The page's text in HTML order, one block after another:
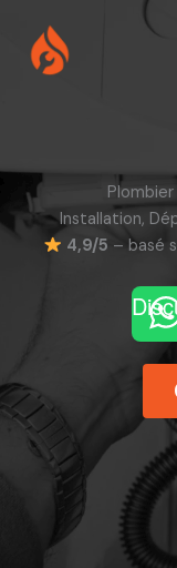
contenu
Installation,
4,9/5 – basé